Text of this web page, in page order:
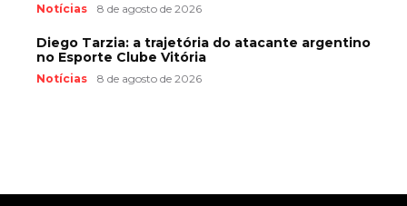
Notícias 8 de agosto de 2026
Diego Tarzia: a trajetória do atacante argentino
no Esporte Clube Vitória
Notícias 8 de agosto de 2026